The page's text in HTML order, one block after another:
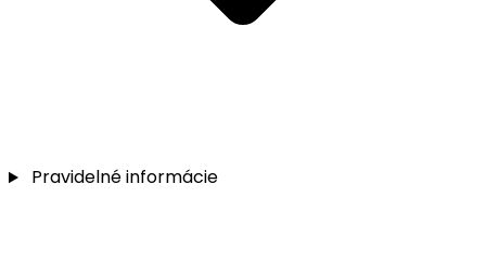
Pravidelné informácie